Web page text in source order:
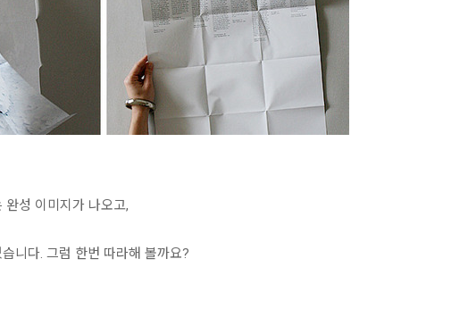
성 이미지가 나오고,
니다. 그럼 한번 따라해 볼까요?